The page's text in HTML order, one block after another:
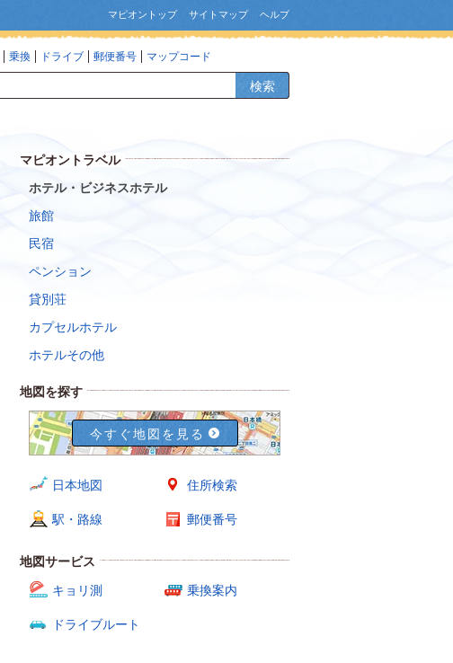
マピオントップ サイトマップ ヘルプ
乗換 ドライブ 郵便番号 マップコード
検索
マピオントラベル
ホテル・ビジネスホテル
旅館
民宿
ペンション
貸別荘
カプセルホテル
ホテルその他
地図を探す
今すぐ地図を見る
日本地図 住所検索
駅・路線 郵便番号
地図サービス
キョリ測
乗換案内
ドライブルート